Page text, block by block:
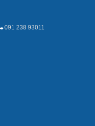
091 238 93011